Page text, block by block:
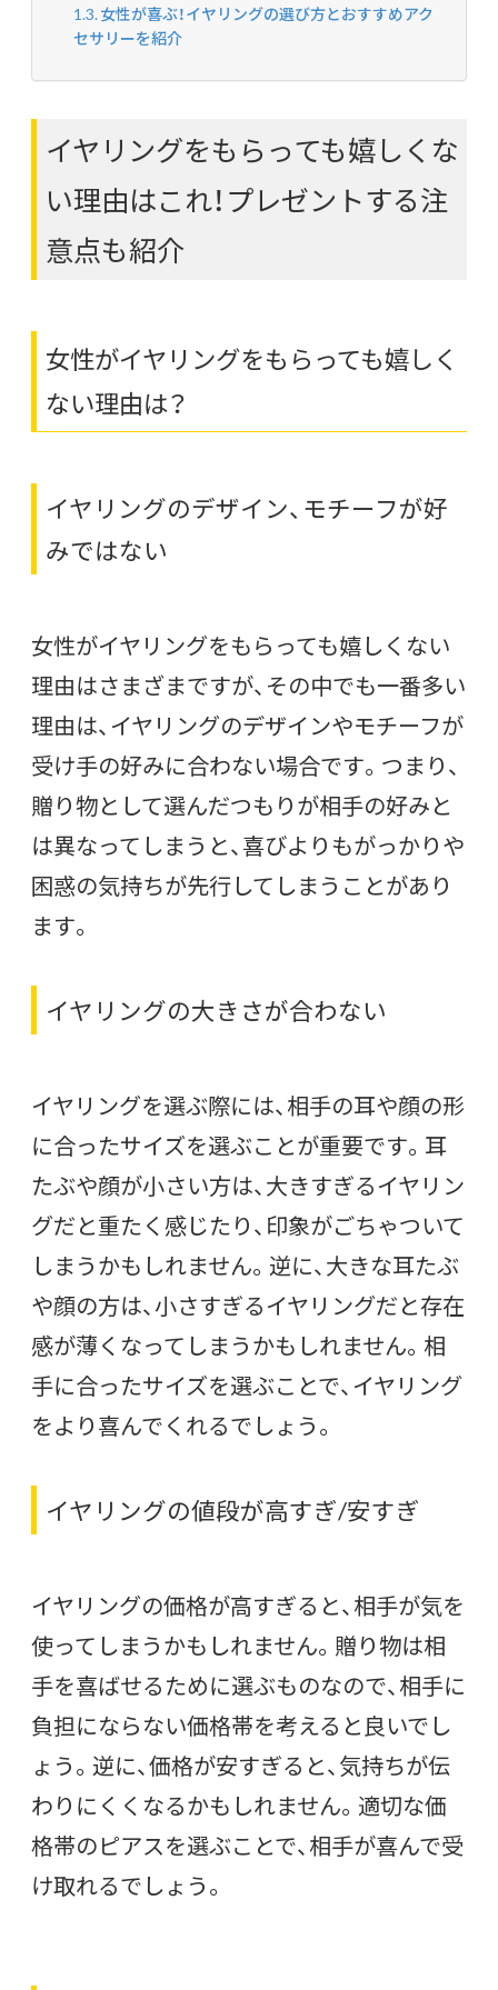
女性が喜ぶ！イヤリングの選び方とおすすめアク
セサリーを紹介
イヤリングをもらっても嬉しくな
い理由はこれ！プレゼントする注
意点も紹介
女性がイヤリングをもらっても嬉しく
ない理由は？
イヤリングのデザイン、モチーフが好
みではない
女性がイヤリングをもらっても嬉しくない
理由はさまざまですが、その中でも一番多い
理由は、イヤリングのデザインやモチーフが
受け手の好みに合わない場合です。つまり、
贈り物として選んだつもりが相手の好みと
は異なってしまうと、喜びよりもがっかりや
困惑の気持ちが先行してしまうことがあり
ます。
イヤリングの大きさが合わない
イヤリングを選ぶ際には、相手の耳や顔の形
に合ったサイズを選ぶことが重要です。耳
たぶや顔が小さい方は、大きすぎるイヤリン
グだと重たく感じたり、印象がごちゃついて
しまうかもしれません。逆に、大きな耳たぶ
や顔の方は、小さすぎるイヤリングだと存在
感が薄くなってしまうかもしれません。相
手に合ったサイズを選ぶことで、イヤリング
をより喜んでくれるでしょう。
イヤリングの値段が高すぎ/安すぎ
イヤリングの価格が高すぎると、相手が気を
使ってしまうかもしれません。贈り物は相
手を喜ばせるために選ぶものなので、相手に
負担にならない価格帯を考えると良いでし
ょう。逆に、価格が安すぎると、気持ちが伝
わりにくくなるかもしれません。適切な価
格帯のピアスを選ぶことで、相手が喜んで受
け取れるでしょう。